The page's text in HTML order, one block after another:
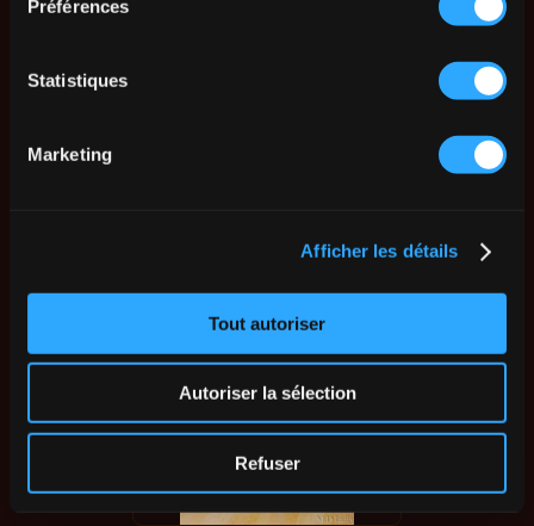
Préférences
Statistiques
Marketing
Afficher les détails
Tout autoriser
Autoriser la sélection
Refuser